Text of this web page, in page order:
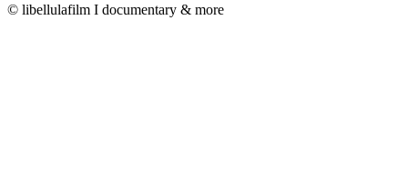
© libellulafilm I documentary & more